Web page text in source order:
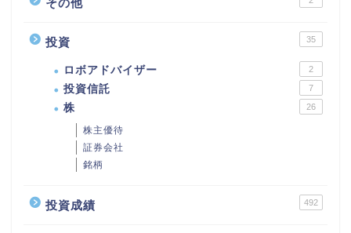
その他
投資 35
ロボアドバイザー 2
投資信託 7
株 26
株主優待
証券会社
銘柄
投資成績 492